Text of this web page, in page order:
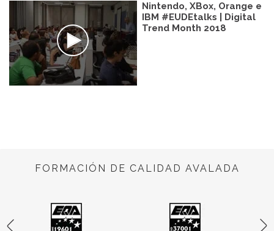
Nintendo, XBox, Orange e
IBM #EUDEtalks | Digital
Trend Month 2018
FORMACIÓN DE CALIDAD AVALADA